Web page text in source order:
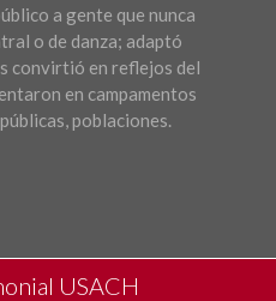
a gente que nunca
o de danza; adaptó
convirtió en reflejos del
en campamentos
poblaciones.
USACH